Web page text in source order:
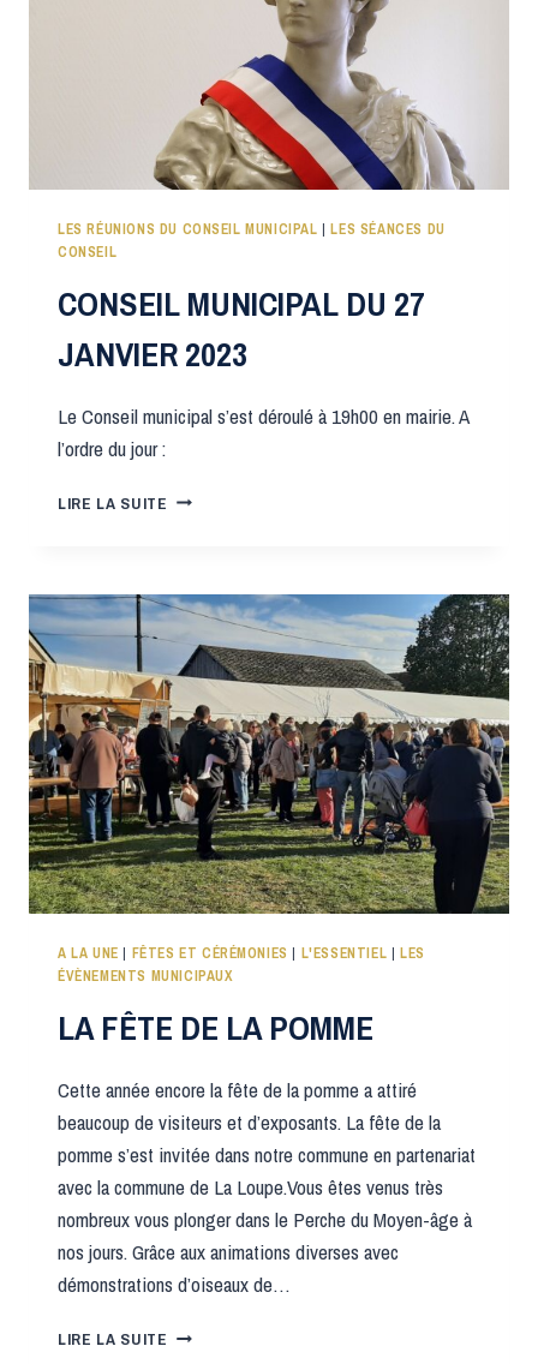
LES RÉUNIONS DU CONSEIL MUNICIPAL |LES SÉANCES DU
CONSEIL
CONSEIL MUNICIPAL DU 27
JANVIER 2023
Le Conseil municipal s’est déroulé à 19h00 en mairie. A
l’ordre du jour :
LIRE LA SUITE CONSEIL
JANVIER
2023
A LA UNE | FÊTES ET CÉRÉMONIES | L'ESSENTIEL |LES
ÉVÈNEMENTS MUNICIPAUX
LA FÊTE DE LA POMME
Cette année encore la fête de la pomme a attiré
beaucoup de visiteurs et d’exposants. La fête de la
pomme s’est invitée dans notre commune en partenariat
avec la commune de La Loupe.Vous êtes venus très
nombreux vous plonger dans le Perche du Moyen-âge à
nos jours. Grâce aux animations diverses avec
démonstrations d’oiseaux de…
LIRE LA SUITE